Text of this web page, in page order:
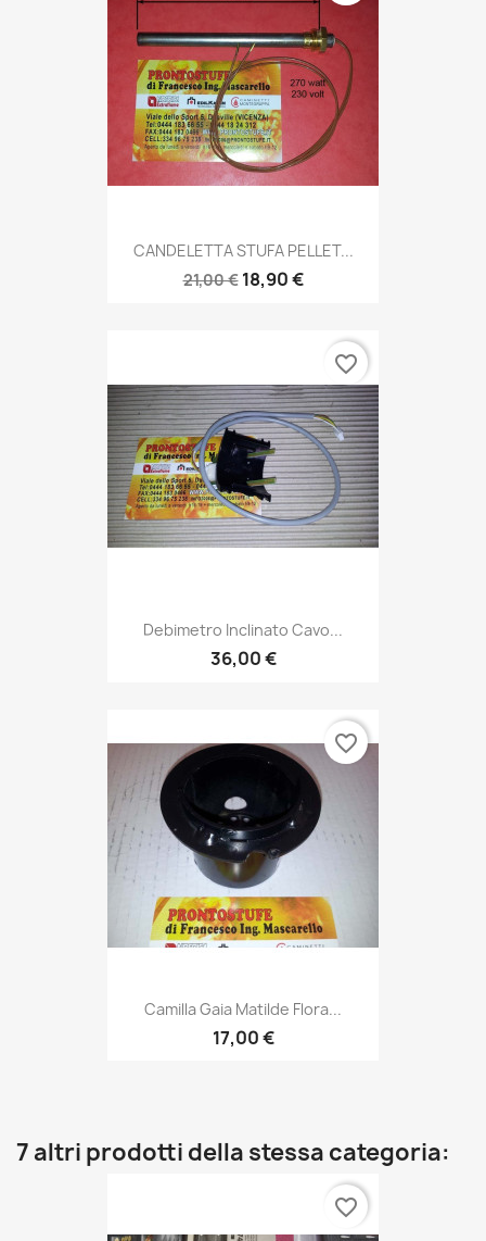
CANDELETTA STUFA PELLET...
21,00 € 18,90 €
Debimetro Inclinato Cavo...
36,00 €
favorite_border
Camilla Gaia Matilde Flora...
17,00 €
favorite_border
7 altri prodotti della stessa categoria:
favorite_border